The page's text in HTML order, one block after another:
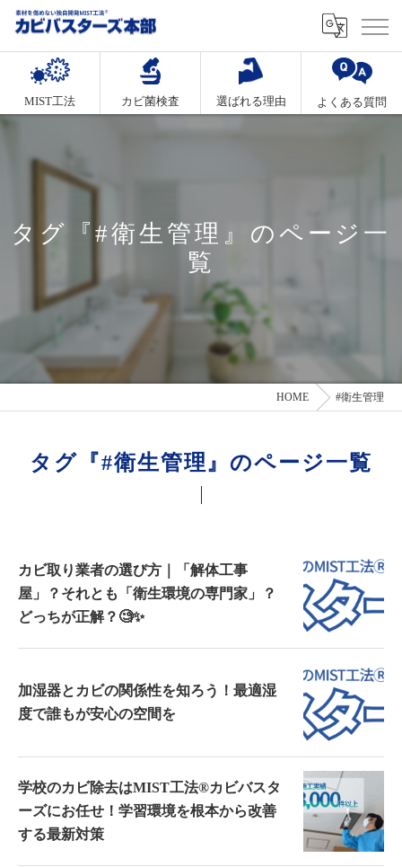
MIST工法 カビ菌検査 選ばれる理由 よくある質問
タグ『#衛生管理』のページ一
覧
HOME #衛生管理
タグ『#衛生管理』のページ一覧
カビ取り業者の選び方｜「解体工事
屋」？それとも「衛生環境の専門家」？
どっちが正解？🧐✨
加湿器とカビの関係性を知ろう！最適湿
度で誰もが安心の空間を
学校のカビ除去はMIST工法®カビバスタ
ーズにお任せ！学習環境を根本から改善
する最新対策